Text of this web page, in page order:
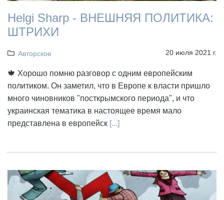
Helgi Sharp - ВНЕШНЯЯ ПОЛИТИКА:
ШТРИХИ
Авторское 20 июля 2021 г.
🍁 Хорошо помню разговор с одним европейским
политиком. Он заметил, что в Европе к власти пришло
много чиновников "посткрымского периода", и что
украинская тематика в настоящее время мало
представлена в европейск [...]